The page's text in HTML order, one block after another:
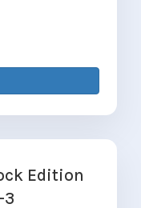
Edition
3